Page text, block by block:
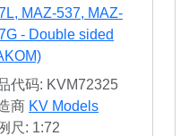
MAZ-537, MAZ-
- Double sided
代码: KVM72325
商 KV Models
尺: 1:72